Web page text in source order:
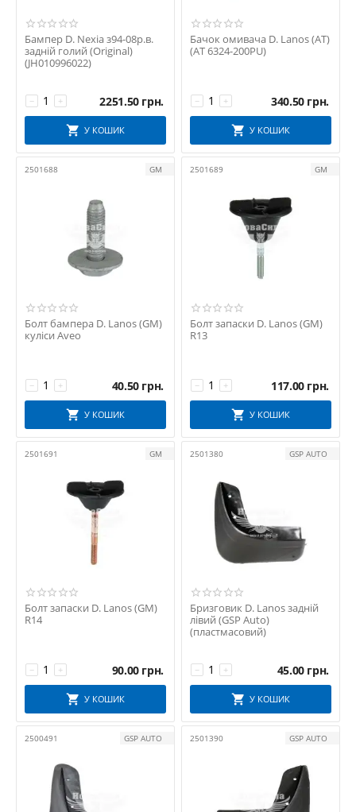
Бампер D. Nexia з94-08р.в.
задній голий (Original)
(JH010996022)
+
− 2251.50 грн.
У КОШИК
Бачок омивача D. Lanos (АТ)
(AT 6324-200PU)
+
− 340.50 грн.
У КОШИК
2501688 GM
Болт бампера D. Lanos (GM)
куліси Aveo
+
− 40.50 грн.
У КОШИК
2501689 GM
Болт запаски D. Lanos (GM)
R13
+
− 117.00 грн.
У КОШИК
2501691 GM
Болт запаски D. Lanos (GM)
R14
+
− 90.00 грн.
У КОШИК
2501380 GSP AUTO
Бризговик D. Lanos задній
лівий (GSP Auto)
(пластмасовий)
+
− 45.00 грн.
У КОШИК
2500491 GSP AUTO 2501390 GSP AUTO